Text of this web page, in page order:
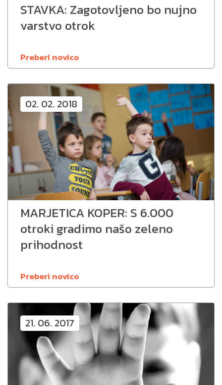
STAVKA: Zagotovljeno bo nujno
varstvo otrok
Preberi novico
02. 02. 2018
MARJETICA KOPER: S 6.000
otroki gradimo našo zeleno
prihodnost
Preberi novico
21. 06. 2017